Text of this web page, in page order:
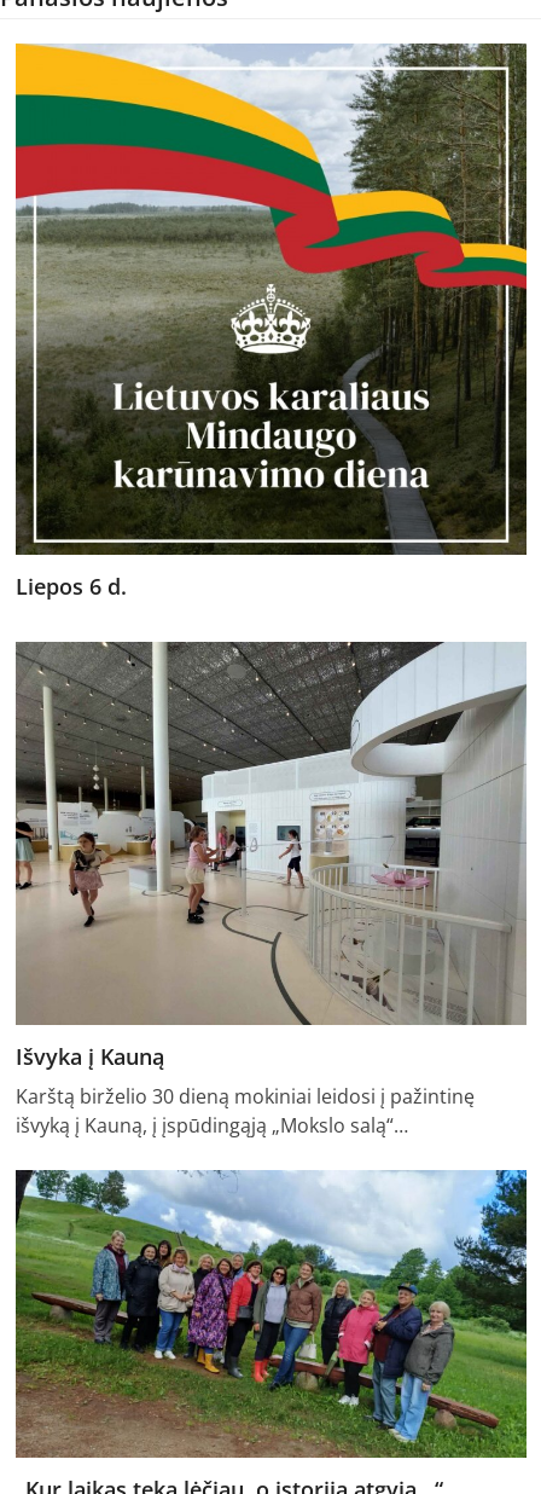
Liepos 6 d.
Išvyka į Kauną
Karštą birželio 30 dieną mokiniai leidosi į pažintinę
išvyką į Kauną, į įspūdingąją „Mokslo salą“…